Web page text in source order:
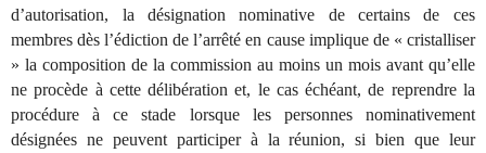
d’autorisation, la désignation nominative de certains de ces
membres dès l’édiction de l’arrêté en cause implique de « cristalliser
» la composition de la commission au moins un mois avant qu’elle
ne procède à cette délibération et, le cas échéant, de reprendre la
procédure à ce stade lorsque les personnes nominativement
désignées ne peuvent participer à la réunion, si bien que leur